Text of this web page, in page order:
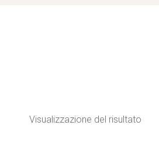
Visualizzazione del risultato